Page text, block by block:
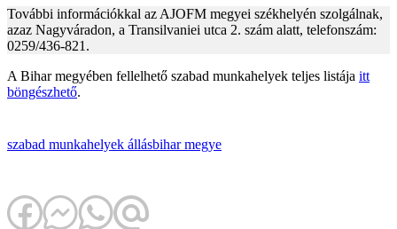
További információkkal az AJOFM megyei székhelyén szolgálnak,
azaz Nagyváradon, a Transilvaniei utca 2. szám alatt, telefonszám:
0259/436-821.
A Bihar megyében fellelhető szabad munkahelyek teljes listája itt
böngészhető.
szabad munkahelyek állásbihar megye